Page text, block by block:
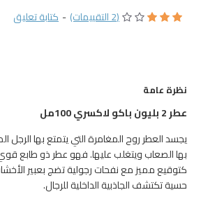
(2 التقييمات) - كتابة تعليق
نظرة عامة
عطر 2 بليون باكو لاكسري 100مل
يجسد العطر روح المغامرة التي يتمتع بها الرجل
بها الصعاب ويتغلب عليها. فهو عطر ذو طابع
كتوقيع مميز مع نفحات رجولية تضج بعبير
حسية تكتشف الجاذبية الداخلية للرجال.